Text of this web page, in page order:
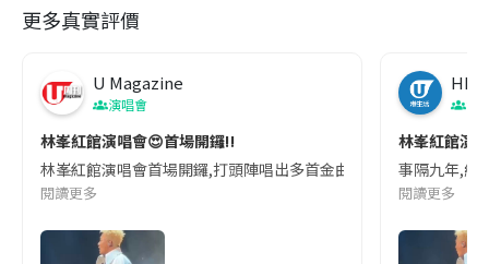
更多真實評價
U Magazine
演唱會
林峯紅館演唱會😍首場開鑼‼️
林峯紅館演唱會首場開鑼,打頭陣唱出多首金曲,包括《愛在記憶
閱讀更多
HK
林峯紅館演
事隔九年,終
閱讀更多